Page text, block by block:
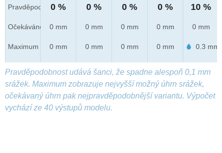
Pravděpod.
Očekáváno
Maximum
0 %
0 mm
0 mm
0 %
0 mm
0 mm
0 %
0 mm
0 mm
0 %
0 mm
0 mm
10 %
0 mm
0.3 mm
Pravděpodobnost udává šanci, že spadne alespoň 0,1 mm
srážek. Maximum zobrazuje nejvyšší možný úhrn srážek,
očekávaný úhrn pak nejpravděpodobnější variantu. Výpočet
vychází ze 40 výstupů modelu.